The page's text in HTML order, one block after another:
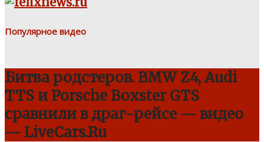
Популярное видео
Битва родстеров. BMW Z4, Audi
TTS и Porsche Boxster GTS
сравнили в драг-рейсе — видео
— LiveCars.Ru